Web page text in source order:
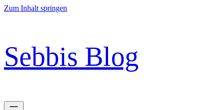
Zum Inhalt springen
Sebbis Blog